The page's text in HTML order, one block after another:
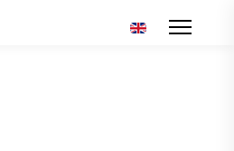
Επιλέξτε τη